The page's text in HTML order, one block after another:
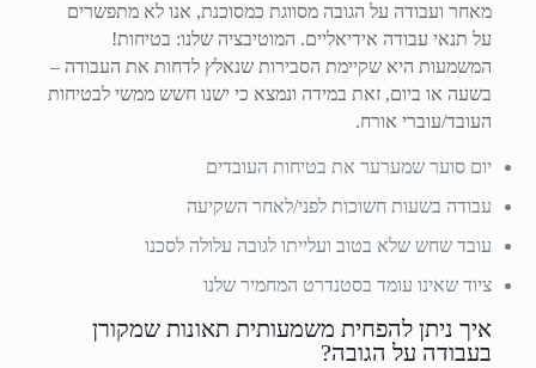
מאחר ועבודה על הגובה מסווגת כמסוכנת, אנו לא מתפשרים
על תנאי עבודה אידיאליים. המוטיבציה שלנו: בטיחות!
המשמעות היא שקיימת הסבירות שנאלץ לדחות את העבודה –
בשעה או ביום, זאת במידה ונמצא כי ישנו חשש ממשי לבטיחות
העובד/עוברי אורח.
יום סוער שמערער את בטיחות העובדים
עבודה בשעות חשוכות לפני/לאחר השקיעה
עובד שחש שלא בטוב ועלייתו לגובה עלולה לסכנו
ציוד שאינו עומד בסטנדרט המחמיר שלנו
איך ניתן להפחית משמעותית תאונות שמקורן
בעבודה על הגובה?